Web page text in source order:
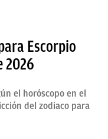
Escorpio
2026
el horóscopo en el
del zodiaco para